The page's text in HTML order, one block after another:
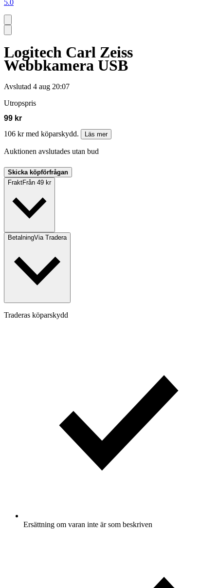
5.0
Logitech Carl Zeiss
Webbkamera USB
Avslutad 4 aug 20:07
Utropspris
99 kr
106 kr med köparskydd.
Läs mer
Auktionen avslutades utan bud
Skicka köpförfrågan
FraktFrån 49 kr
BetalningVia Tradera
Traderas köparskydd
Ersättning om varan inte är som beskriven